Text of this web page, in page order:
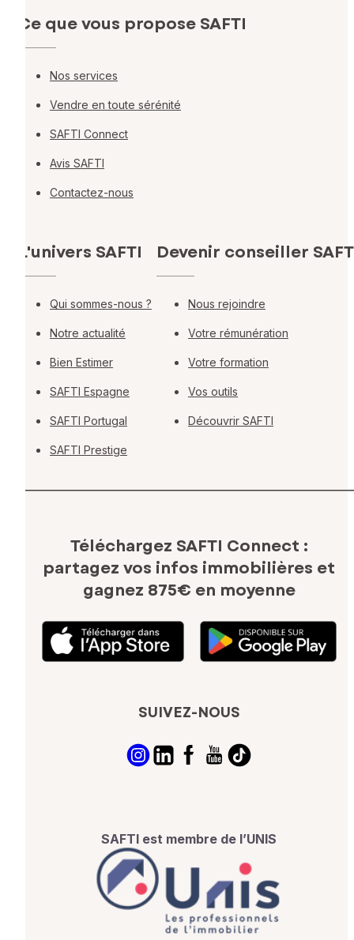
Ce que vous propose SAFTI
Nos services
Vendre en toute sérénité
SAFTI Connect
Avis SAFTI
Contactez-nous
L'univers SAFTI
Qui sommes-nous ?
Notre actualité
Bien Estimer
SAFTI Espagne
SAFTI Portugal
SAFTI Prestige
Devenir conseiller
Nous rejoindre
Votre rémunération
Votre formation
Vos outils
Découvrir SAFTI
Téléchargez SAFTI Connect :
partagez vos infos immobilières et
gagnez 875€ en moyenne
SUIVEZ-NOUS
SAFTI est membre de l’UNIS